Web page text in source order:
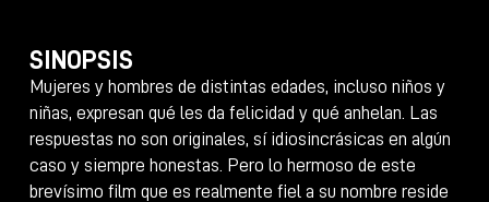
SINOPSIS
Mujeres y hombres de distintas edades, incluso niños y
niñas, expresan qué les da felicidad y qué anhelan. Las
respuestas no son originales, sí idiosincrásicas en algún
caso y siempre honestas. Pero lo hermoso de este
brevísimo film que es realmente fiel a su nombre reside